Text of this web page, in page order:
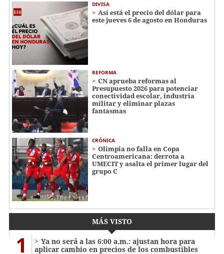
DIVISA
Así está el precio del dólar para
este jueves 6 de agosto en Honduras
REFORMA
CN aprueba reformas al
Presupuesto 2026 para potenciar
conectividad escolar, industria
militar y eliminar plazas
fantasmas
CRÓNICA
Olimpia no falla en Copa
Centroamericana: derrota a
UMECIT y asalta el primer lugar del
grupo C
MÁS VISTO
1
Ya no será a las 6:00 a.m.: ajustan hora para
aplicar cambio en precios de los combustibles